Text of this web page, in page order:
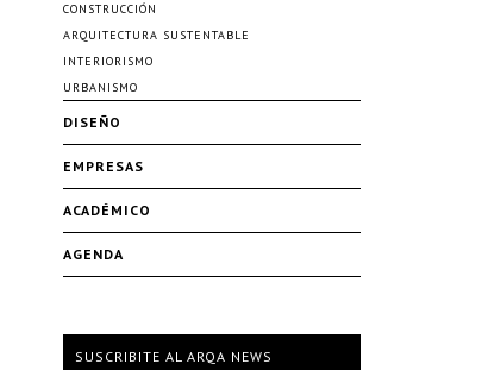
CONSTRUCCIÓN
ARQUITECTURA SUSTENTABLE
INTERIORISMO
URBANISMO
DISEÑO
EMPRESAS
ACADÉMICO
AGENDA
SUSCRIBITE AL ARQA NEWS